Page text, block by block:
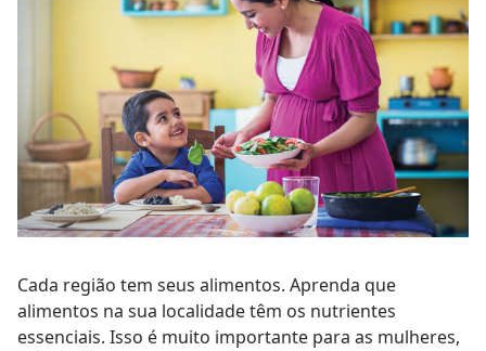
Cada região tem seus alimentos. Aprenda que
alimentos na sua localidade têm os nutrientes
essenciais. Isso é muito importante para as mulheres,